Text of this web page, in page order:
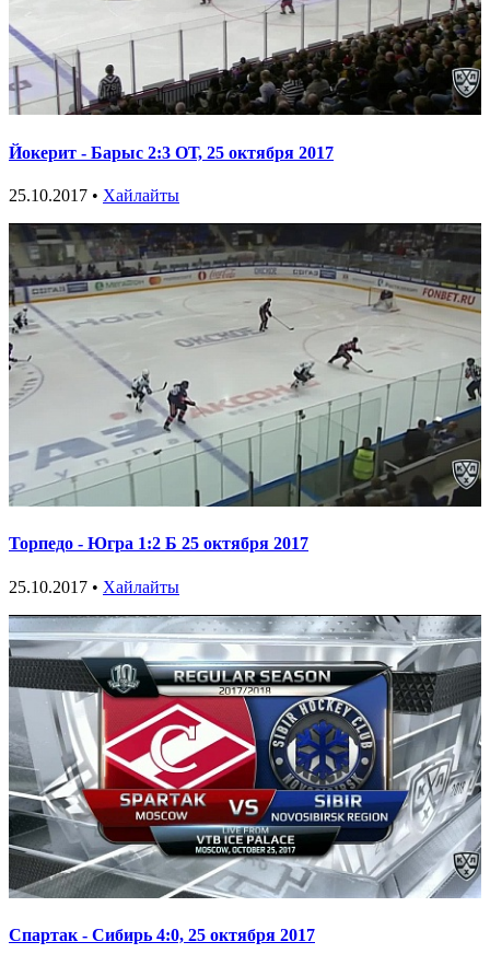
Йокерит - Барыс 2:3 ОТ, 25 октября 2017
25.10.2017 • Хайлайты
Торпедо - Югра 1:2 Б 25 октября 2017
25.10.2017 • Хайлайты
Спартак - Сибирь 4:0, 25 октября 2017